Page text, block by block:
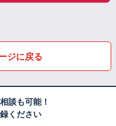
ジに戻る
談も可能！
ください